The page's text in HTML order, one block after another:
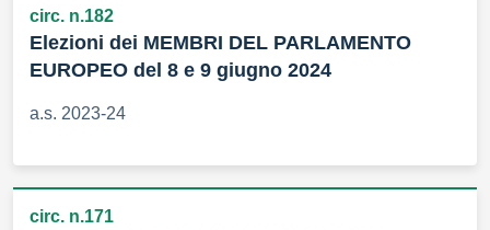
circ. n.182
Elezioni dei MEMBRI DEL PARLAMENTO
EUROPEO del 8 e 9 giugno 2024
a.s. 2023-24
circ. n.171